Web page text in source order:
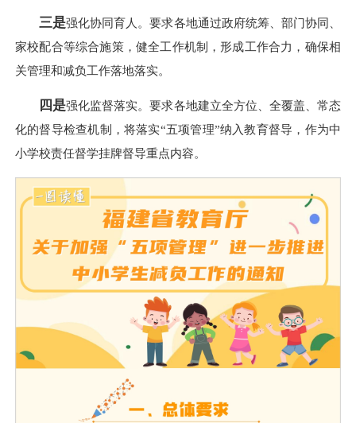
三是强化协同育人。要求各地通过政府统筹、部门协同、
家校配合等综合施策，健全工作机制，形成工作合力，确保相
关管理和减负工作落地落实。
四是强化监督落实。要求各地建立全方位、全覆盖、常态
化的督导检查机制，将落实“五项管理”纳入教育督导，作为中
小学校责任督学挂牌督导重点内容。